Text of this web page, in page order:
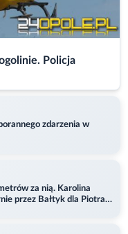
Policja
zdarzenia w
za nią. Karolina
przez Bałtyk dla Piotra.